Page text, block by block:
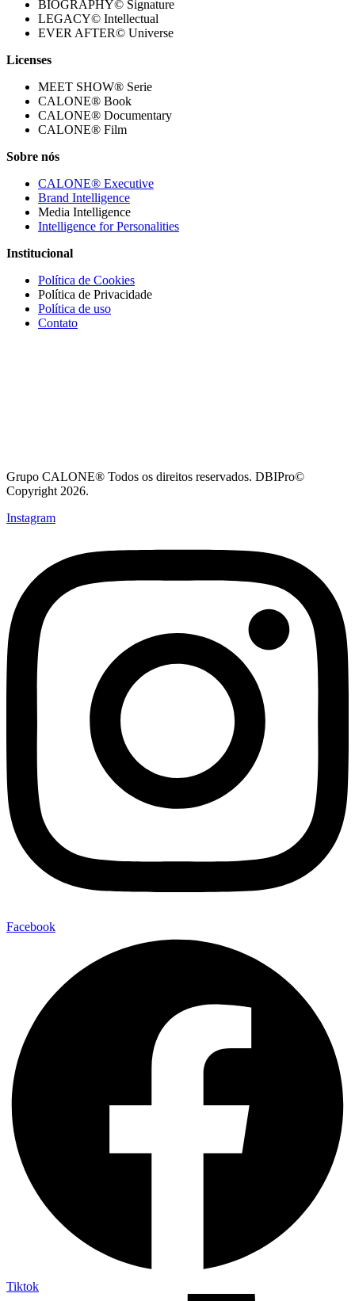
BIOGRAPHY© Signature
LEGACY© Intellectual
EVER AFTER© Universe
Licenses
MEET SHOW® Serie
CALONE® Book
CALONE® Documentary
CALONE® Film
Sobre nós
CALONE® Executive
Brand Intelligence
Media Intelligence
Intelligence for Personalities
Institucional
Política de Cookies
Política de Privacidade
Política de uso
Contato
Grupo CALONE® Todos os direitos reservados. DBIPro©
Copyright 2026.
Instagram
Facebook
Tiktok